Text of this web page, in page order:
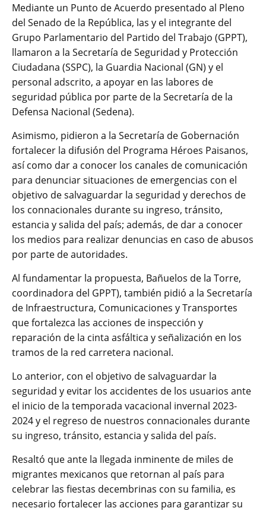
Mediante un Punto de Acuerdo presentado al Pleno
del Senado de la República, las y el integrante del
Grupo Parlamentario del Partido del Trabajo (GPPT),
llamaron a la Secretaría de Seguridad y Protección
Ciudadana (SSPC), la Guardia Nacional (GN) y el
personal adscrito, a apoyar en las labores de
seguridad pública por parte de la Secretaría de la
Defensa Nacional (Sedena).
Asimismo, pidieron a la Secretaría de Gobernación
fortalecer la difusión del Programa Héroes Paisanos,
así como dar a conocer los canales de comunicación
para denunciar situaciones de emergencias con el
objetivo de salvaguardar la seguridad y derechos de
los connacionales durante su ingreso, tránsito,
estancia y salida del país; además, de dar a conocer
los medios para realizar denuncias en caso de abusos
por parte de autoridades.
Al fundamentar la propuesta, Bañuelos de la Torre,
coordinadora del GPPT), también pidió a la Secretaría
de Infraestructura, Comunicaciones y Transportes
que fortalezca las acciones de inspección y
reparación de la cinta asfáltica y señalización en los
tramos de la red carretera nacional.
Lo anterior, con el objetivo de salvaguardar la
seguridad y evitar los accidentes de los usuarios ante
el inicio de la temporada vacacional invernal 2023-
2024 y el regreso de nuestros connacionales durante
su ingreso, tránsito, estancia y salida del país.
Resaltó que ante la llegada inminente de miles de
migrantes mexicanos que retornan al país para
celebrar las fiestas decembrinas con su familia, es
necesario fortalecer las acciones para garantizar su